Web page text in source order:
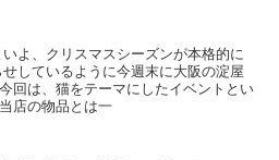
よ、クリスマスシーズンが本格的に
しているように今週末に大阪の淀屋
回は、猫をテーマにしたイベントとい
店の物品とは一